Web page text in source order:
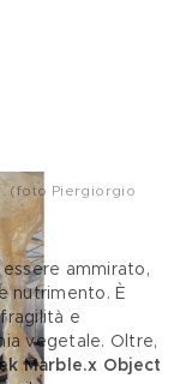
(foto Piergiorgio
ammirato,
nutrimento. È
e
vegetale. Oltre,
Marble.x Object